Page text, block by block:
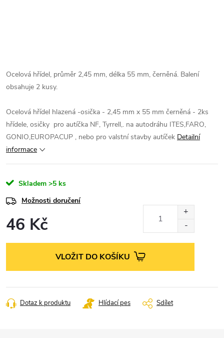
Ocelová hřídel, průměr 2,45 mm, délka 55 mm, černěná. Balení
obsahuje 2 kusy.
Ocelová hřídel hlazená -osička - 2,45 mm x 55 mm černěná - 2ks
hřídele, osičky pro autíčka NF, Tyrrell,. na autodráhu ITES,FARO,
GONIO,EUROPACUP , nebo pro valstní stavby autíček Detailní
informace
Skladem >5 ks
Možnosti doručení
46 Kč
VLOŽIT DO KOŠÍKU
Dotaz k produktu Hlídací pes Sdílet